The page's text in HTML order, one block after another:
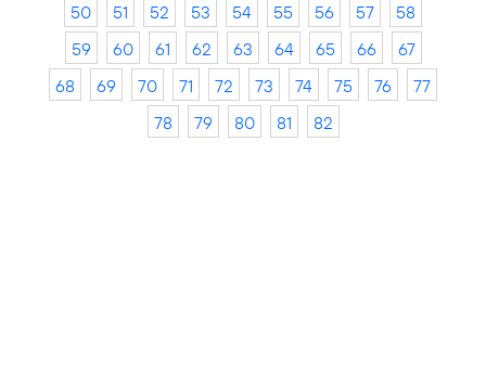
50
51 52 53 54 55 56 57
58
59
60 61 62 63 64 65 66
67
68
69 70 71 72 73 74 75 76
77
78
79 80 81 82